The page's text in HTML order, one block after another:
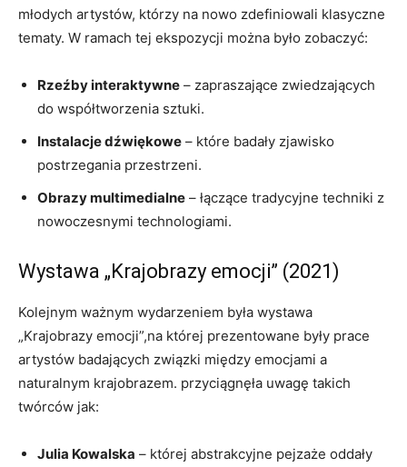
młodych artystów,‍ którzy‍ na nowo ‍zdefiniowali klasyczne
tematy. W ramach tej ekspozycji można było zobaczyć:
Rzeźby‍ interaktywne –⁤ zapraszające zwiedzających
do współtworzenia ‍sztuki.
Instalacje dźwiękowe – które​ badały zjawisko
postrzegania przestrzeni.
Obrazy multimedialne –⁢ łączące‌ tradycyjne techniki ⁢z
‍nowoczesnymi technologiami.
Wystawa „Krajobrazy emocji” (2021)
Kolejnym ważnym wydarzeniem była wystawa
„Krajobrazy emocji”,na której prezentowane były prace⁣
artystów badających związki między emocjami a
naturalnym krajobrazem. przyciągnęła uwagę takich
twórców jak:
Julia Kowalska ​– której abstrakcyjne pejzaże oddały